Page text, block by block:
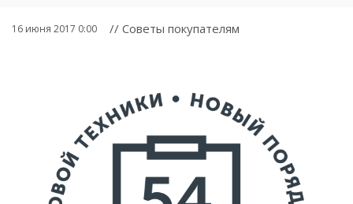
16 июня 2017 0:00 // Советы покупателям